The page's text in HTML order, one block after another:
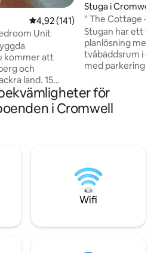
4,92 av 5 i genomsnittligt
4,92 (141)
Unit
kommer att
och
land. 15
2 minuters
Det
åt alla skidfält
ett bra läge för
vingårdar
Stuga i Cromwell
" The Cottage -
"
Stugan har ett
planlösning med
tvåbäddsrum i en
med parkering
Promenera till
morgonkaffe
Dunstan eller
Queenstown, bra
Zeelands största
för
i Cromwell
Wifi